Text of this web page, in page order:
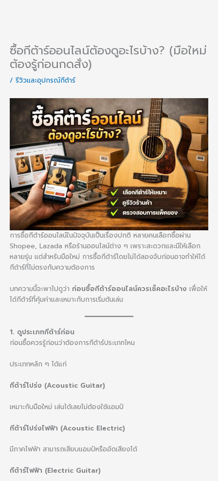
ซื้อกีต้าร์ออนไลน์ต้องดูอะไรบ้าง? (มือใหม่
ต้องรู้ก่อนกดสั่ง)
/ รีวิวและอุปกรณ์กีต้าร์
การซื้อกีต้าร์ออนไลน์ในปัจจุบันเป็นเรื่องปกติ หลายคนเลือกซื้อผ่าน
Shopee, Lazada หรือร้านออนไลน์ต่าง ๆ เพราะสะดวกและมีให้เลือก
หลายรุ่น แต่สำหรับมือใหม่ การซื้อกีต้าร์โดยไม่ได้ลองจับก่อนอาจทำให้ได้
กีต้าร์ที่ไม่ตรงกับความต้องการ
บทความนี้จะพาไปดูว่า ก่อนซื้อกีต้าร์ออนไลน์ควรเช็คอะไรบ้าง เพื่อให้
ได้กีต้าร์ที่คุ้มค่าและเหมาะกับการเริ่มต้นเล่น
1. ดูประเภทกีต้าร์ก่อน
ก่อนซื้อควรรู้ก่อนว่าต้องการกีต้าร์ประเภทไหน
ประเภทหลัก ๆ ได้แก่
กีต้าร์โปร่ง (Acoustic Guitar)
เหมาะกับมือใหม่ เล่นได้เลยไม่ต้องใช้แอมป์
กีต้าร์โปร่งไฟฟ้า (Acoustic Electric)
มีภาคไฟฟ้า สามารถเสียบแอมป์หรืออัดเสียงได้
กีต้าร์ไฟฟ้า (Electric Guitar)